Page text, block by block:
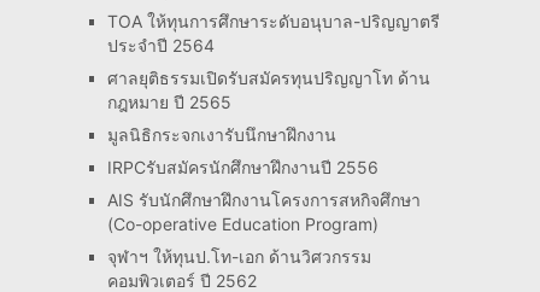
TOA ให้ทุนการศึกษาระดับอนุบาล-ปริญญาตรี
ประจำปี 2564
ศาลยุติธรรมเปิดรับสมัครทุนปริญญาโท ด้าน
กฎหมาย ปี 2565
มูลนิธิกระจกเงารับนึกษาฝึกงาน
IRPCรับสมัครนักศึกษาฝึกงานปี 2556
AIS รับนักศึกษาฝึกงานโครงการสหกิจศึกษา
(Co-operative Education Program)
จุฬาฯ ให้ทุนป.โท-เอก ด้านวิศวกรรม
คอมพิวเตอร์ ปี 2562